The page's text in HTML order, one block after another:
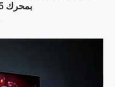
بمحرك Unreal Engine 5